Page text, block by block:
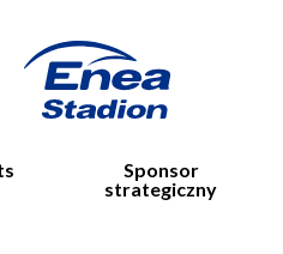
Sponsor
strategiczny